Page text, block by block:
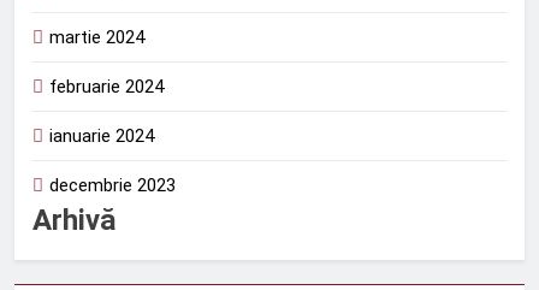
martie 2024
februarie 2024
ianuarie 2024
decembrie 2023
Arhivă